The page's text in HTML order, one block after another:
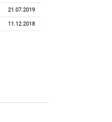
21.07.2019
11.12.2018